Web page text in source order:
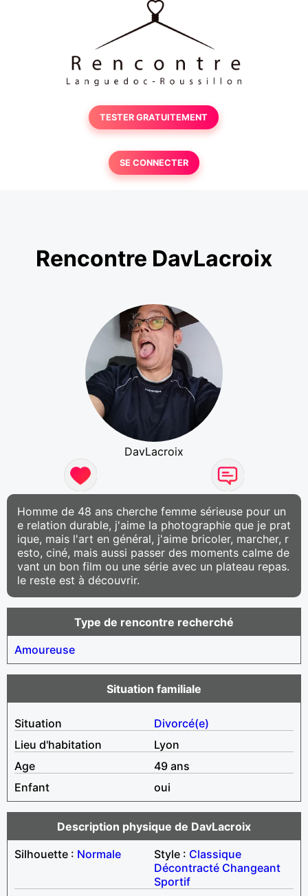
TESTER GRATUITEMENT
SE CONNECTER
Rencontre DavLacroix
DavLacroix
Homme de 48 ans cherche femme sérieuse pour un
e relation durable, j'aime la photographie que je prat
ique, mais l'art en général, j'aime bricoler, marcher, r
esto, ciné, mais aussi passer des moments calme de
vant un bon film ou une série avec un plateau repas.
le reste est à découvrir.
Type de rencontre recherché
Amoureuse
Situation familiale
Situation
Divorcé(e)
Lieu d'habitation
Lyon
Age
49 ans
Enfant
oui
Description physique de DavLacroix
Silhouette : Normale Style : Classique
Décontracté Changeant
Sportif